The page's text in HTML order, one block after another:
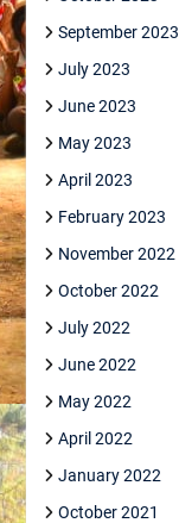
September 2023
July 2023
June 2023
May 2023
April 2023
February 2023
November 2022
October 2022
July 2022
June 2022
May 2022
April 2022
January 2022
October 2021